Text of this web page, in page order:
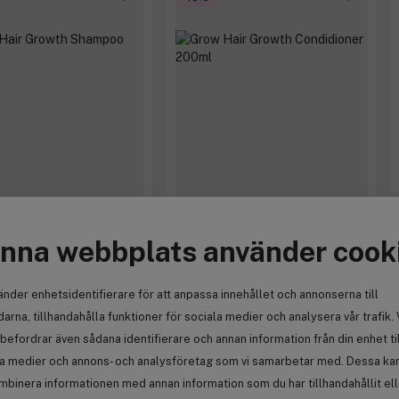
webbplats använder
enhetsidentifierare för att anpassa innehållet och annonserna till
tillhandahålla funktioner för sociala medier och analysera vår trafik.
även sådana identifierare och annan information från din enhet
medier och annons- och analysföretag som vi samarbetar med. Dessa
informationen med annan information som du har tillhandahållit
kr
339 kr
Cocosolis
200ml
288 kr
Tidigare 339 kr